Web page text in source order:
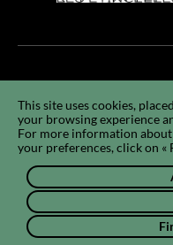
This site uses cookies,
your browsing experience
For more information
your preferences, click on «
Using cookies